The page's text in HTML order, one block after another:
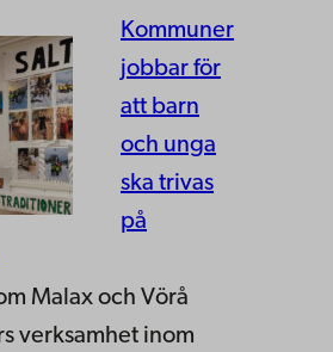
Kommuner
jobbar för
att barn
och unga
ska trivas
på
Malax och Vörå
verksamhet inom